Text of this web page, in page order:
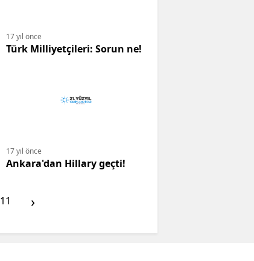
17 yıl önce
Türk Milliyetçileri: Sorun ne!
17 yıl önce
Ankara'dan Hillary geçti!
11 ›